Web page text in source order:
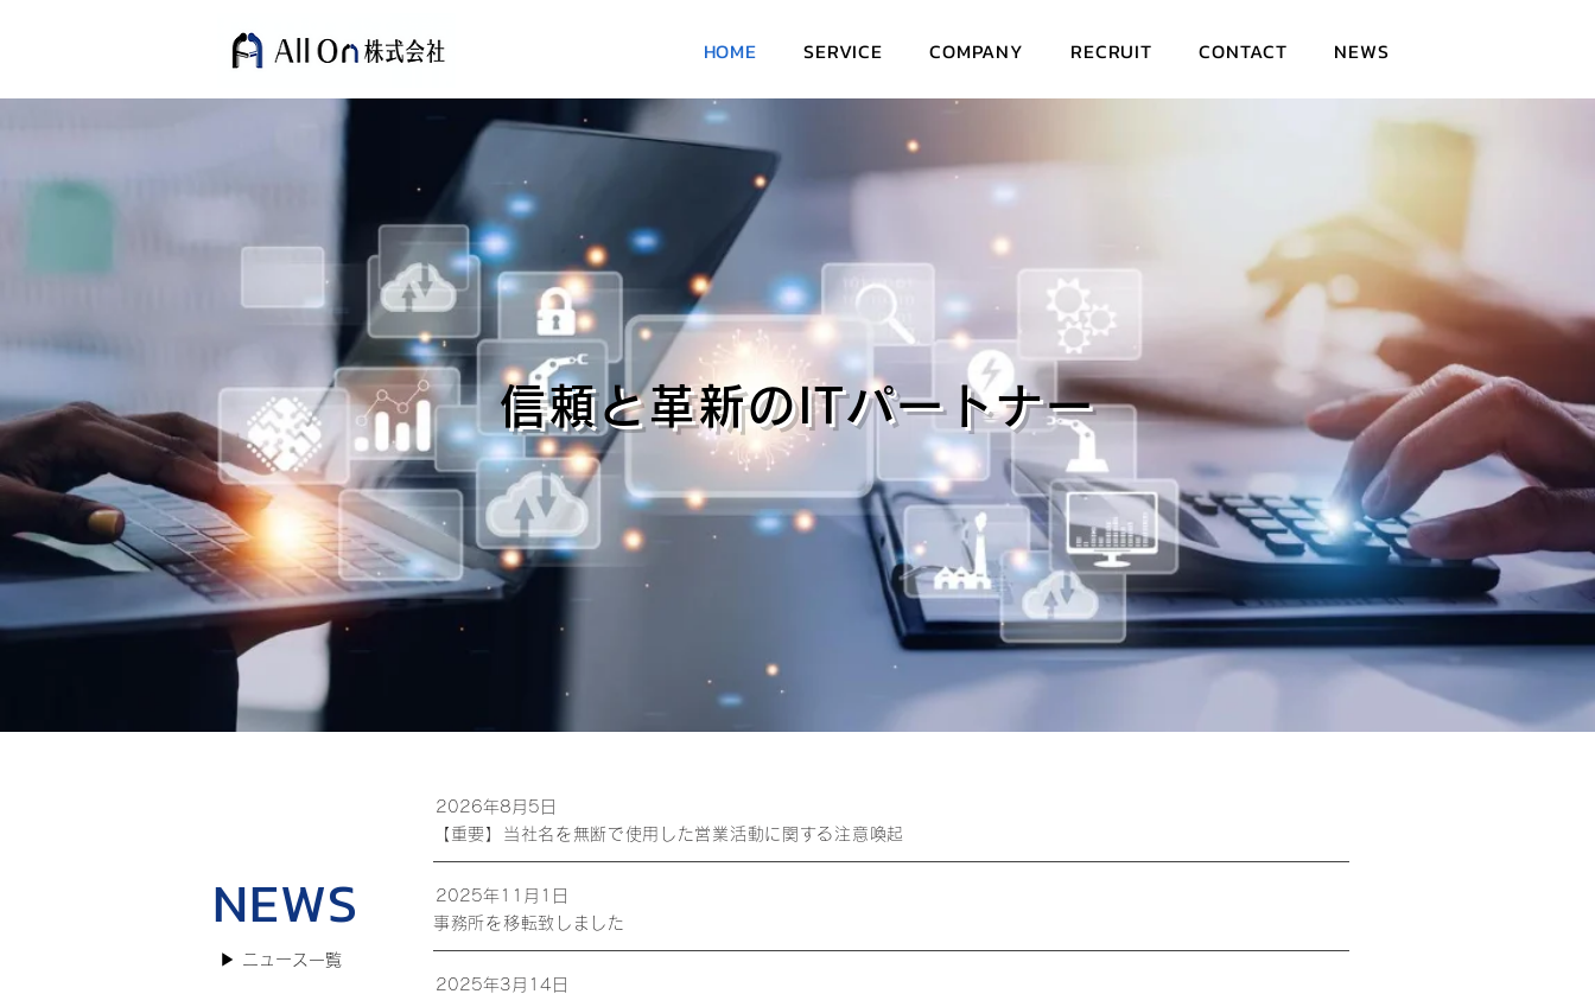
HOME SERVICE COMPANY RECRUIT CONTACT NEWS
信頼と革新のITパートナー
NEWS
​▶ ニュース一覧
2026年8月5日
【重要】当社名を無断で使用した営業活動に関する注意喚起
2025年11月1日
事務所を移転致しました
2025年3月14日